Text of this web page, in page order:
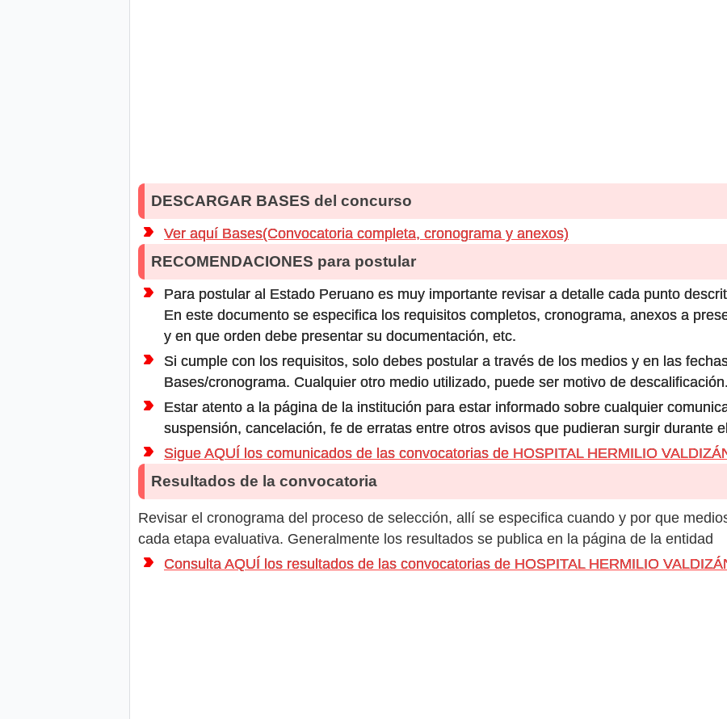
DESCARGAR BASES del concurso
Ver aquí Bases(Convocatoria completa, cronograma y anexos)
RECOMENDACIONES para postular
Para postular al Estado Peruano es muy importante revisar a detalle cada punto
En este documento se especifica los requisitos completos, cronograma, anexos a
y en que orden debe presentar su documentación, etc.
Si cumple con los requisitos, solo debes postular a través de los medios y en las
Bases/cronograma. Cualquier otro medio utilizado, puede ser motivo de descalificación.
Estar atento a la página de la institución para estar informado sobre cualquier
suspensión, cancelación, fe de erratas entre otros avisos que pudieran surgir durante
Sigue AQUÍ los comunicados de las convocatorias de HOSPITAL HERMILIO
Resultados de la convocatoria
Revisar el cronograma del proceso de selección, allí se especifica cuando y por que
cada etapa evaluativa. Generalmente los resultados se publica en la página de la entidad
Consulta AQUÍ los resultados de las convocatorias de HOSPITAL HERMILIO